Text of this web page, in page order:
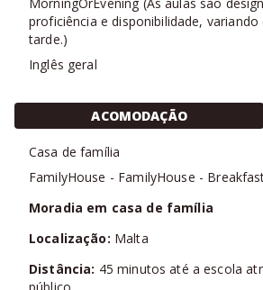
proficiência e disponibilidade,
tarde.)
Inglês geral
ACOMODAÇÃO
Casa de família
FamilyHouse - FamilyHouse -
Moradia em casa de família
Localização: Malta
Distância: 45 minutos até a escola